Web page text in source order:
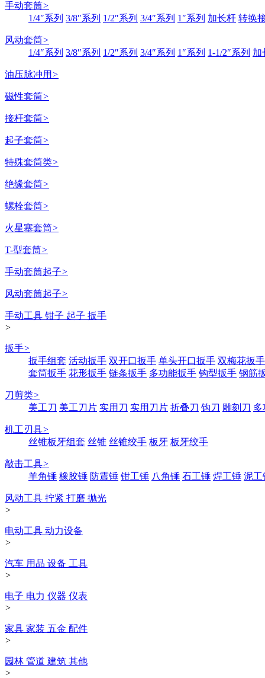
手动套筒>
1/4″系列 3/8″系列 1/2″系列 3/4″系列 1″系列 加长杆 转换
风动套筒>
1/4″系列 3/8″系列 1/2″系列 3/4″系列 1″系列 1-1/2″系列 加
油压脉冲用 >
磁性套筒>
接杆套筒>
起子套筒>
特殊套筒类>
绝缘套筒>
螺栓套筒>
火星塞套筒>
T-型套筒>
手动套筒起子>
风动套筒起子>
手动工具 钳子 起子 扳手
>
扳手>
扳手组套 活动扳手 双开口扳手 单头开口扳手 双梅花扳手
套筒扳手 花形扳手 链条扳手 多功能扳手 钩型扳手 钢筋
刀剪类>
美工刀 美工刀片 实用刀 实用刀片 折叠刀 钩刀 雕刻刀 多
机工刃具>
丝锥板牙组套 丝锥 丝锥绞手 板牙 板牙绞手
敲击工具>
羊角锤 橡胶锤 防震锤 钳工锤 八角锤 石工锤 焊工锤 泥工
风动工具 拧紧 打磨 抛光
>
电动工具 动力设备
>
汽车 用品 设备 工具
>
电子 电力 仪器 仪表
>
家具 家装 五金 配件
>
园林 管道 建筑 其他
>